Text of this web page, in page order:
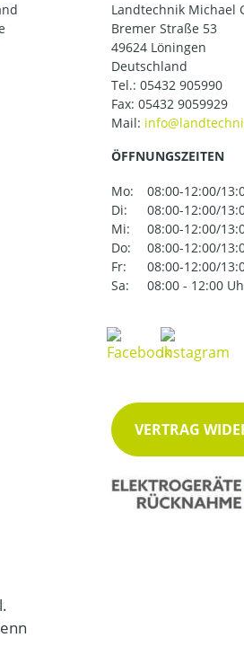
Landtechnik Michael
Bremer Straße 53
49624 Löningen
Deutschland
Tel.: 05432 905990
Fax: 05432 9059929
Mail:
ÖFFNUNGSZEITEN
Mo:
08:00-12:00/
Di:
08:00-12:00/
Mi:
08:00-12:00/
Do:
08:00-12:00/
Fr:
08:00-12:00/
Sa:
08:00 - 12:00
VERTRAG